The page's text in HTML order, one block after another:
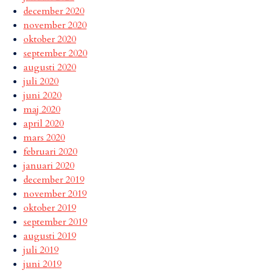
december 2020
november 2020
oktober 2020
september 2020
augusti 2020
juli 2020
juni 2020
maj 2020
april 2020
mars 2020
februari 2020
januari 2020
december 2019
november 2019
oktober 2019
september 2019
augusti 2019
juli 2019
juni 2019